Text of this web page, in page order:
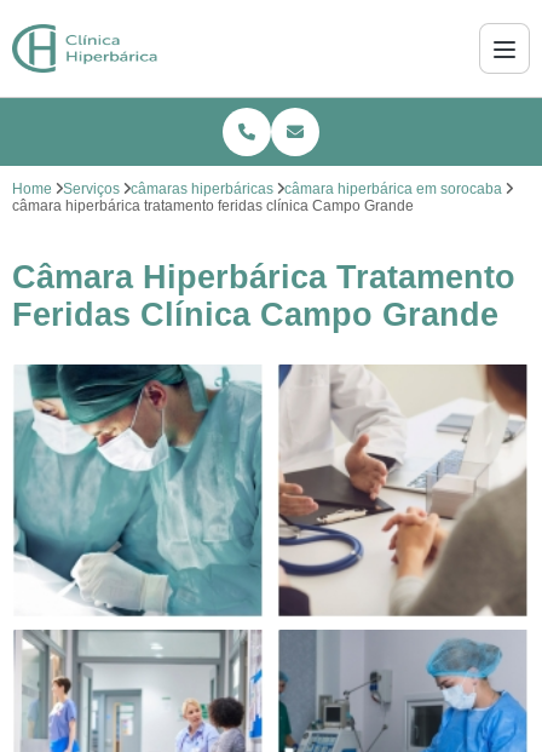
Home Serviços câmaras hiperbáricas
câmara hiperbárica em sorocaba
câmara hiperbárica tratamento feridas clínica Campo Grande
Câmara Hiperbárica Tratamento
Feridas Clínica Campo Grande